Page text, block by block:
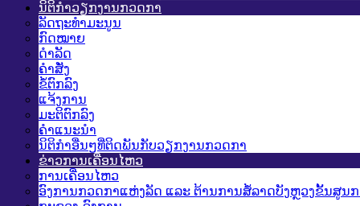
ນິຕິກໍາວຽກງານກວດກາ
ລັດຖະທໍາມະນູນ
ກົດໝາຍ
ດໍາລັດ
ຄໍາສັ່ງ
ຂໍ້ຕົກລົງ
ແຈ້ງການ
ມະຕິຕົກລົງ
ຄໍາແນະນໍາ
ນິຕິກໍາອື່ນໆທີ່ຕິດພັນກັບວຽກງານກວດກາ
ຂ່າວການເຄື່ອນໄຫວ
ການເຄື່ອນໄຫວ
ອົງການກວດກາແຫ່ງລັດ ແລະ ຕ້ານການສໍ້ລາດບັງຫຼວງຂັ້ນສູນກ